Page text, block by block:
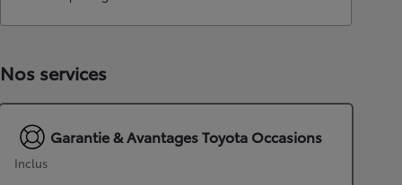
Nos services
Garantie & Avantages Toyota Occasions
Inclus